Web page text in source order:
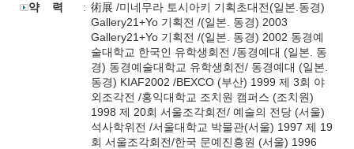
약 력 : 術展 /미네무라 토시아키 기획초대전(일본.동경)
Gallery21+Yo 기획전 /(일본. 동경) 2003
Gallery21+Yo 기획전 /(일본. 동경) 2002 동경예
술대학교 한국인 유학생회전 /동경예대 (일본. 동
경) 동경예술대학교 유학생회전/ 동경예대 (일본.
동경) KIAF2002 /BEXCO (부산) 1999 제 3회 야
외조각전 /홍익대학교 조치원 캠퍼스 (조치원)
1998 제 20회 서울조각회전/ 예술의 전당 (서울)
석사학위전 /서울대학교 박물관(서울) 1997 제 19
회 서울조각회전/한국 문예진흥원 (서울) 1996